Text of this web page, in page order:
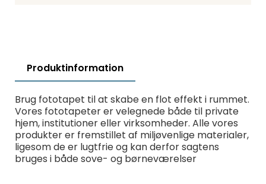
Produktinformation
Brug fototapet til at skabe en flot effekt i rummet.
Vores fototapeter er velegnede både til private
hjem, institutioner eller virksomheder. Alle vores
produkter er fremstillet af miljøvenlige materialer,
ligesom de er lugtfrie og kan derfor sagtens
bruges i både sove- og børneværelser